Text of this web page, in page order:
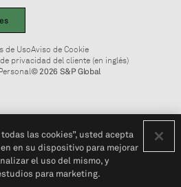
de UsoAviso de Cookie
privacidad del cliente (en inglés)
© 2026 S&P Global
las cookies”, usted acepta
en su dispositivo para mejorar
el uso del mismo, y
para marketing.